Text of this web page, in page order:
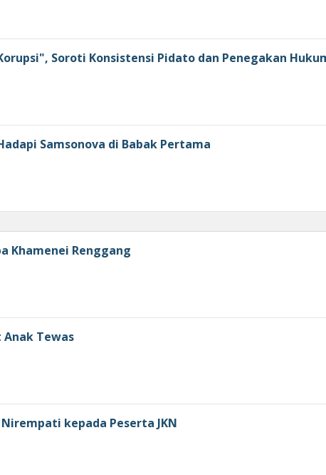
Soroti Konsistensi Pidato dan Penegakan
Samsonova di Babak Pertama
Khamenei Renggang
Tewas
kepada Peserta JKN